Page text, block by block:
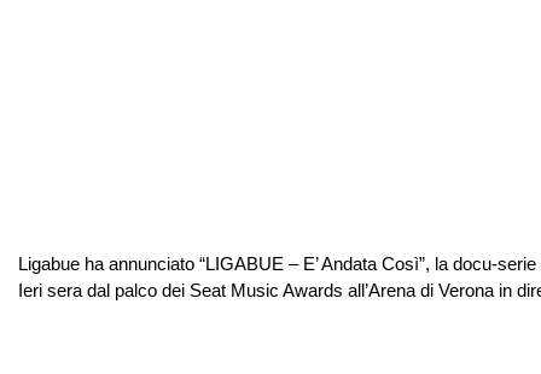
Ligabue ha annunciato “LIGABUE – E’ Andata Così”, la docu-
Ieri sera dal palco dei Seat Music Awards all’Arena di Verona in